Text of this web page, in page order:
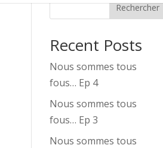
Rechercher
Recent Posts
Nous sommes tous
fous… Ep 4
Nous sommes tous
fous… Ep 3
Nous sommes tous